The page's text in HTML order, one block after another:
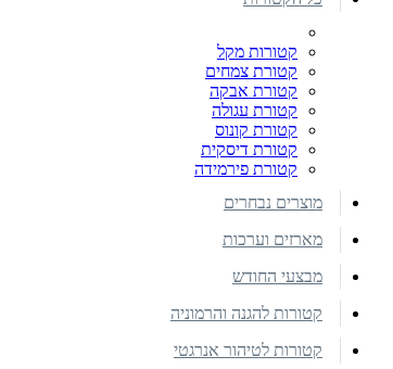
קטורות מקל
קטורת צמחים
קטורת אבקה
קטורת עגולה
קטורת קונוס
קטורת דיסקית
קטורת פירמידה
מוצרים נבחרים
מארזים וערכות
מבצעי החודש
קטורות להגנה והרמוניה
קטורות לטיהור אנרגטי